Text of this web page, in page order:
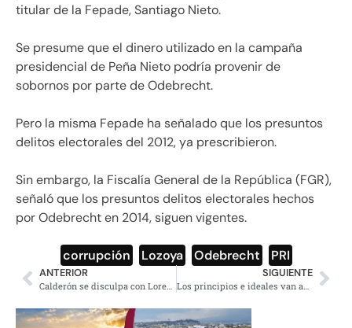
titular de la Fepade, Santiago Nieto.
Se presume que el dinero utilizado en la campaña
presidencial de Peña Nieto podría provenir de
sobornos por parte de Odebrecht.
Pero la misma Fepade ha señalado que los presuntos
delitos electorales del 2012, ya prescribieron.
Sin embargo, la Fiscalía General de la República (FGR),
señaló que los presuntos delitos electorales hechos
por Odebrecht en 2014, siguen vigentes.
corrupción Lozoya Odebrecht PRI
ANTERIOR SIGUIENTE
Los principios e ideales van antes que la eficacia política: AMLO